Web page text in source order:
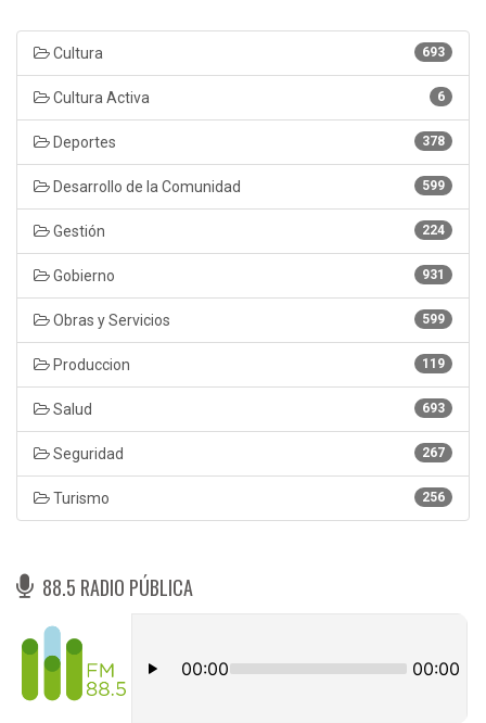
693
Cultura
6
Cultura Activa
378
Deportes
599
Desarrollo de la Comunidad
224
Gestión
931
Gobierno
599
Obras y Servicios
119
Produccion
693
Salud
267
Seguridad
256
Turismo
88.5 RADIO PÚBLICA